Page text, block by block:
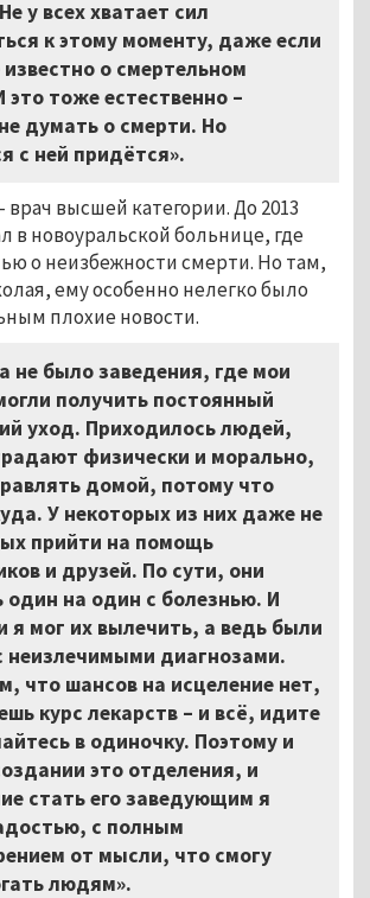
у всех хватает сил
к этому моменту, даже если
о смертельном
это тоже естественно –
думать о смерти. Но
с ней придётся».
высшей категории. До 2013
в новоуральской больнице, где
о неизбежности смерти. Но там,
ему особенно нелегко было
плохие новости.
не было заведения, где мои
получить постоянный
уход. Приходилось людей,
физически и морально,
домой, потому что
У некоторых из них даже не
прийти на помощь
и друзей. По сути, они
один на один с болезнью. И
я мог их вылечить, а ведь были
неизлечимыми диагнозами.
что шансов на исцеление нет,
курс лекарств – и всё, идите
в одиночку. Поэтому и
это отделения, и
стать его заведующим я
с полным
от мысли, что смогу
людям».